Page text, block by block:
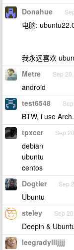
Donahue
电脑:
我永远喜欢
Metre Sep
android
test6548
BTW, i use
tpxcer Sep
debian
ubuntu
centos
Dogtler Sep
Ubuntu
steley Sep
Deepin &
leegradyllljjjj